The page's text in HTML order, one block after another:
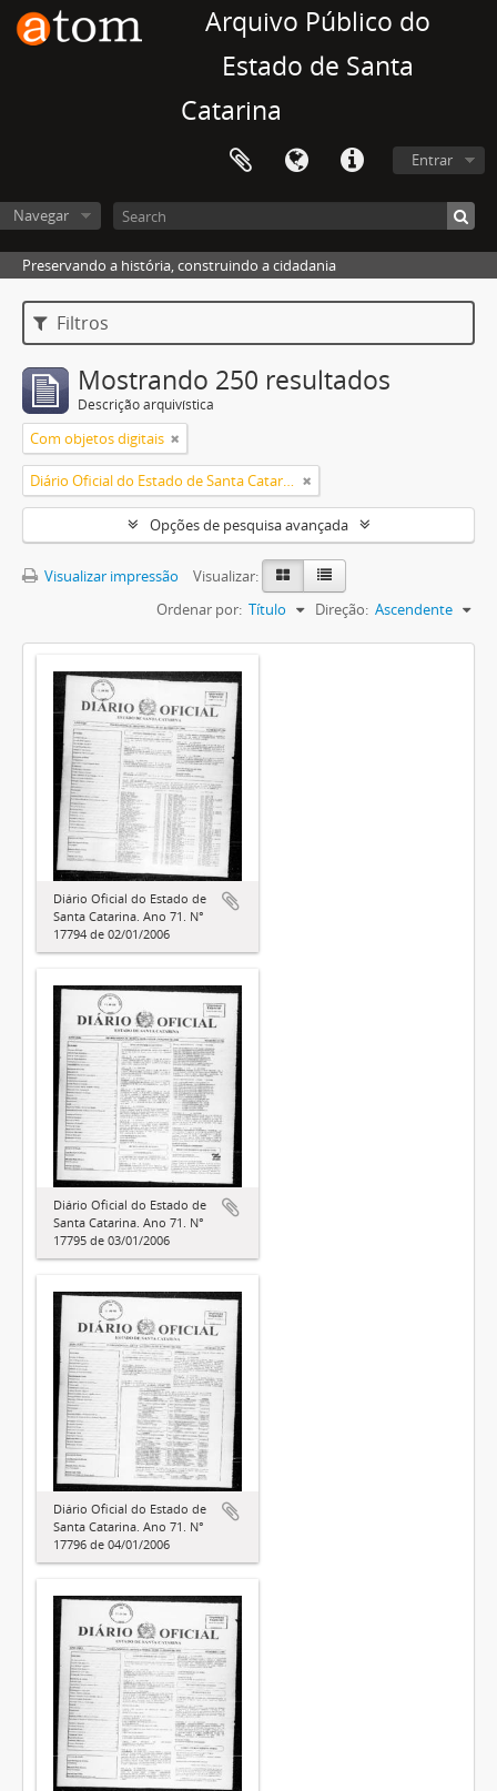
Arquivo Público do
Estado de Santa
Catarina
Entrar
Navegar
Preservando a história, construindo a cidadania
Filtros
Mostrando 250 resultados
Descrição arquivística
Com objetos digitais
Diário Oficial do Estado de Santa Catarina. 2006
Opções de pesquisa avançada
Visualizar impressão
Visualizar:
Ordenar por: Título Direção: Ascendente
Diário Oficial do Estado de
Santa Catarina. Ano 71. N°
17794 de 02/01/2006
Diário Oficial do Estado de
Santa Catarina. Ano 71. N°
17795 de 03/01/2006
Diário Oficial do Estado de
Santa Catarina. Ano 71. N°
17796 de 04/01/2006